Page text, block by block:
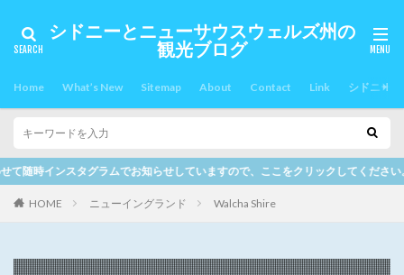
シドニーとニューサウスウェルズ州の
観光ブログ
Home What’s New Sitemap About Contact Link シドニー
らせしていますので、ここをクリックしてください。
HOME ニューイングランド Walcha Shire